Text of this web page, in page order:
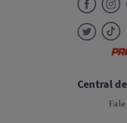
Central